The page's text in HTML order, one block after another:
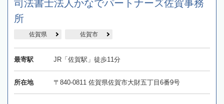
司法書士法人かなでパートナーズ佐賀事務
所
佐賀県 佐賀市
最寄駅 JR「佐賀駅」徒歩11分
所在地 〒840-0811 佐賀県佐賀市大財五丁目6番9号